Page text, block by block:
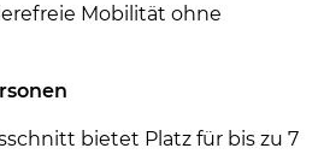
Mobilität ohne
bietet Platz für bis zu 7